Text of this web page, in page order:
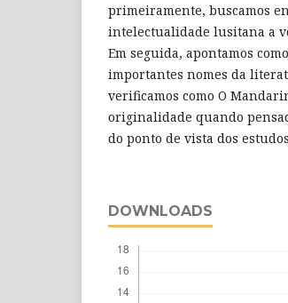
primeiramente, buscamos
intelectualidade lusitana a
Em seguida, apontamos
importantes nomes da
verificamos como O
originalidade quando
do ponto de vista dos
DOWNLOADS